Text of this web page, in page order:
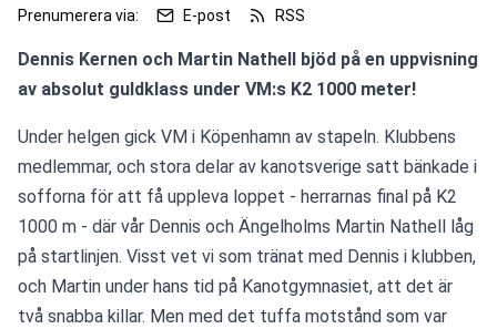
Prenumerera via:
E-post RSS
Dennis Kernen och Martin Nathell bjöd på en uppvisning
av absolut guldklass under VM:s K2 1000 meter!
Under helgen gick VM i Köpenhamn av stapeln. Klubbens
medlemmar, och stora delar av kanotsverige satt bänkade i
sofforna för att få uppleva loppet - herrarnas final på K2
1000 m - där vår Dennis och Ängelholms Martin Nathell låg
på startlinjen. Visst vet vi som tränat med Dennis i klubben,
och Martin under hans tid på Kanotgymnasiet, att det är
två snabba killar. Men med det tuffa motstånd som var